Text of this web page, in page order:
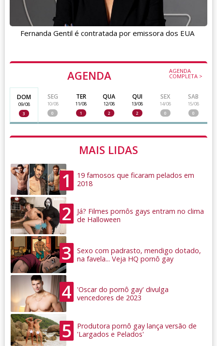
AGENDA AGENDA
COMPLETA >
DOM
09/08
3
SEG
10/08
0
TER
11/08
1
QUA
12/08
2
QUI
13/08
2
SEX
14/08
0
SAB
15/08
0
MAIS LIDAS
1
19 famosos que ficaram pelados em
2018
2
Já? Filmes pornôs gays entram no clima
de Halloween
3
Sexo com padrasto, mendigo dotado,
na favela... Veja HQ pornô gay
4
'Oscar do pornô gay' divulga
vencedores de 2023
5
Produtora pornô gay lança versão de
'Largados e Pelados'
Fernanda Gentil é contratada por emissora dos EUA